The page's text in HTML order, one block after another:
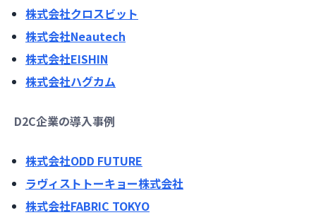
株式会社クロスビット
株式会社Neautech
株式会社EISHIN
株式会社ハグカム
D2C企業の導入事例
株式会社ODD FUTURE
ラヴィストトーキョー株式会社
株式会社FABRIC TOKYO